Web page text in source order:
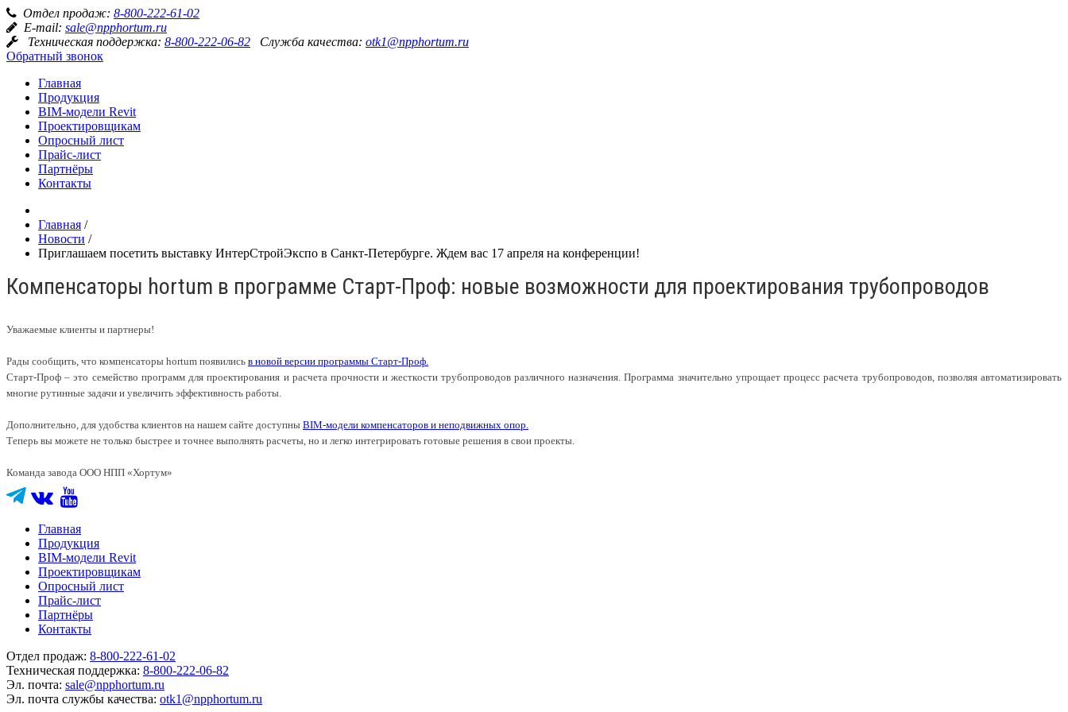
Отдел продаж: 8-800-222-61-02
E-mail: sale@npphortum.ru
Техническая поддержка: 8-800-222-06-82 Служба качества: otk1@npphortum.ru
Обратный звонок
Главная
Продукция
BIM-модели Revit
Проектировщикам
Опросный лист
Прайс-лист
Партнёры
Контакты
Главная /
Новости /
Приглашаем посетить выставку ИнтерСтройЭкспо в Санкт-Петербурге. Ждем вас 17 апреля на конференции!
Компенсаторы hortum в программе Старт-Проф: новые возможности для проектирования трубопроводов
Уважаемые клиенты и партнеры!
Рады сообщить, что компенсаторы hortum появились в новой версии программы Старт-Проф.
Старт-Проф – это семейство программ для проектирования и расчета прочности и жесткости трубопроводов различного назначения. Программа значительно упрощает процесс расчета трубопроводов, позволяя автоматизировать
многие рутинные задачи и увеличить эффективность работы.
Дополнительно, для удобства клиентов на нашем сайте доступны BIM-модели компенсаторов и неподвижных опор.
Теперь вы можете не только быстрее и точнее выполнять расчеты, но и легко интегрировать готовые решения в свои проекты.
Команда завода ООО НПП «Хортум»
Главная
Продукция
BIM-модели Revit
Проектировщикам
Опросный лист
Прайс-лист
Партнёры
Контакты
Отдел продаж: 8-800-222-61-02
Техническая поддержка: 8-800-222-06-82
Эл. почта: sale@npphortum.ru
Эл. почта службы качества: otk1@npphortum.ru